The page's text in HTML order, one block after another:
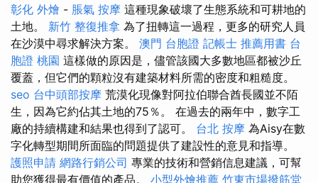
彰化 外燴 - 脹氣 按摩 這種現象破壞了生態系統和可耕地的
土地。 新竹 整復推拿 為了扭轉這一過程，更多的研究人員
在沙漠中尋求解決方案。 澳門 台胞證 記帳士 推薦用書 台
胞證 桃園 這樣做的原因是，儘管該國大多數地區都被沙丘
覆蓋，但它們的顆粒沒有建築材料所需的密度和粗糙度。
seo 台中頭部按摩 荒漠化現像對阿拉伯聯合酋長國並不陌
生，因為它約佔其土地的75％。 在過去的兩年中，數字工
廠的持續構建和結果也得到了認可。 台北 按摩 為Aisy在數
字化轉型期間所面臨的問題提供了建設性的意見和指導。
護照申請 網路行銷公司 專業的技術和營銷信息建議，可幫
助您獲得最有價值的產品。 小型外燴推薦 竹東市場撥筋堂